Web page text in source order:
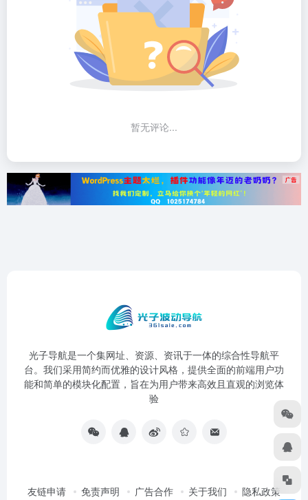
暂无评论...
光子导航是一个集网址、资源、资讯于一体的综合性导航平
台。我们采用简约而优雅的设计风格，提供全面的前端用户功
能和简单的模块化配置，旨在为用户带来高效且直观的浏览体
验
友链申请 免责声明 广告合作 关于我们
隐私政策